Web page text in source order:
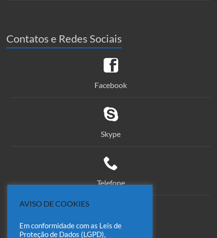
Contatos e Redes Sociais
Facebook
Skype
Telefone
comercial@odin.com.br
AVISO DE COOKIES
Em conformidade com as Leis de
Proteção de Dados (LGPD),